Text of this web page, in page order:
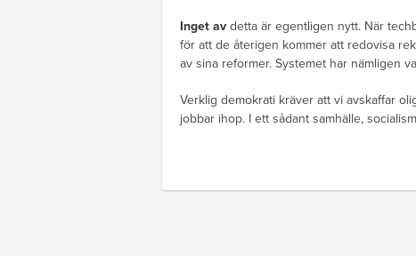
Inget av detta är egentligen nytt. När
för att de återigen kommer att redovisa
av sina reformer. Systemet har nämligen
Verklig demokrati kräver att vi avskaffar
jobbar ihop. I ett sådant samhälle,